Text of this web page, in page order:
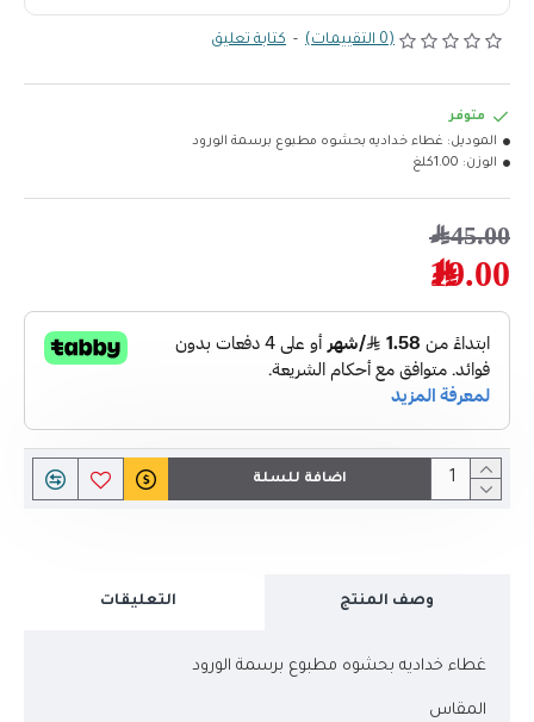
(0 التقييمات) - كتابة تعليق
19.00﷼
45.00﷼
متوفر
الموديل: غطاء خداديه بحشوه مطبوع برسمة الورود
الوزن: 1.00كلغ
اضافة للسلة
وصف المنتج التعليقات
غطاء خداديه بحشوه مطبوع برسمة الورود
المقاس